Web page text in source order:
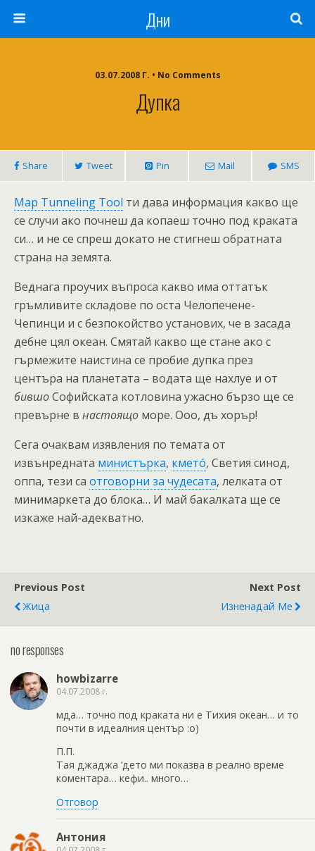
Дни
03.07.2008 Г. • No Comments
Дупка
Share Tweet Pin Mail SMS
Map Tunneling Tool ти дава информация какво ще
се случи ако почнеш да копаеш точно под краката
си… и не се спреш докато не стигнеш обратната
страна на земята.
Веднага проучих въпроса какво има оттатък
гръмливите складове по оста Челопечене-
Чепинци и с безпокойство установих, че в засада
дебне цял океан. Смятай какво ще стане ако с
гърмежите наистина се пробие дупка през
центъра на планетата – водата ще нахлуе и от
бившоСофийската котловина ужасно бързо ще се
превърне в настоящо море. Ооо, дъ хорър!
Сега очаквам изявления по темата от
извънредната министърка, кметó, Светия синод,
оппа, тези са отговорни за чудесата, лелката от
минимаркета до блока… И май бакалката ще се
изкаже най-адекватно.
Previous Post
Жица
Next Post
Изненадай Ме
no responses
howbizarre
04.07.2008 г.
мда… точно под краката ни е Тихия океан… и то
почти в идеалния център :о)
П.П.
Тая джаджа ‘дето ми показва в реално време
коментара… кефи.. много…
Отговор
Антония